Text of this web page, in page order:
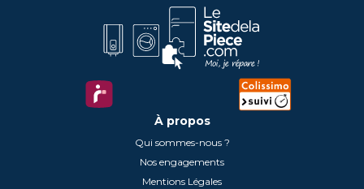
À propos
Qui sommes-nous ?
Nos engagements
Mentions Légales